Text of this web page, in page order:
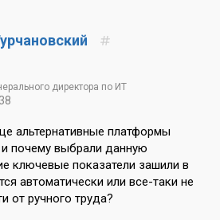
директора по ИТ
альтернативные платформы
почему выбрали данную
ключевые показатели зашили в
автоматически или все-таки не
от ручного труда?